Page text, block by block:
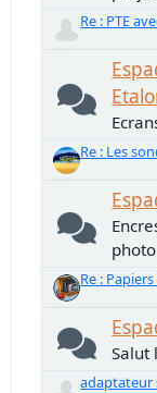
Re : PTE
Re : Les
photo
Re :
Salut
adaptateur